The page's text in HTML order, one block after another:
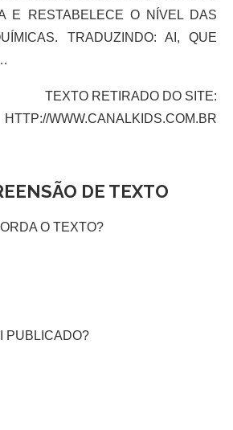
E RESTABELECE O NÍVEL DAS
TRADUZINDO: AI, QUE
TEXTO RETIRADO DO SITE:
HTTP://WWW.CANALKIDS.COM.BR
DE TEXTO
O TEXTO?